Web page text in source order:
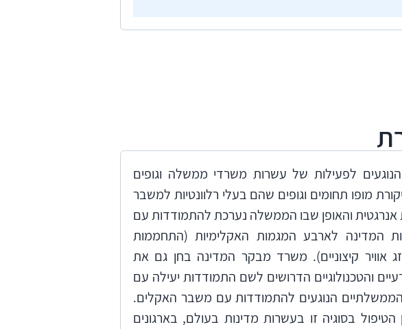
בשינויי אקלים (אדפטציה); ושיתופי פעולה
המדינה היבטים הנוגעים לפעילות של עשרות משרדי ממשלה וגופים
מופו תחומים וגופים שהם בעלי רלוונטיות למשבר
והאופן שבו הממשלה נערכת להתמודדות עם
המדינה לארבע המגמות האקלימיות (התחממות
אוויר קיצוניים). משרד מבקר המדינה בחן גם את
והטכנולוגיים הדרושים לשם התמודדות יעילה עם
הממשלתיים הנוגעים להתמודדות עם משבר האקלים.
בסוגיה זו בעשרות מדינות בעולם, בארגונים